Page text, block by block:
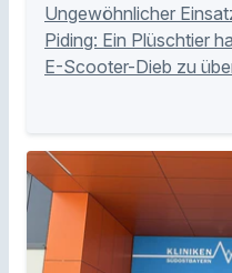
Ungewöhnlicher
Piding: Ein Plüschtier
E-Scooter-Dieb zu